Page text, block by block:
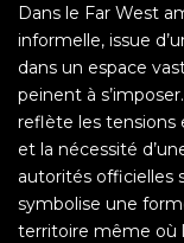
Dans le Far West
informelle, issue
dans un espace
peinent à
reflète les tensions
et la nécessité
autorités officielles
symbolise une
territoire même où